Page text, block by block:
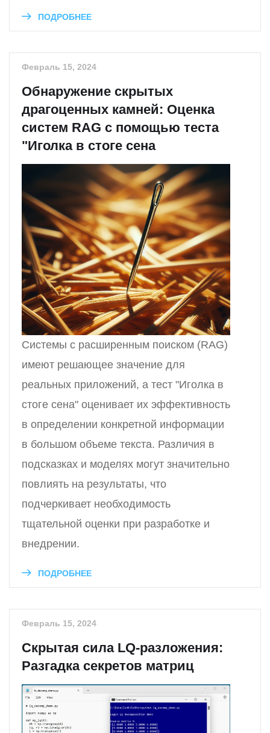
ПОДРОБНЕЕ
Февраль 15, 2024
Обнаружение скрытых
драгоценных камней: Оценка
систем RAG с помощью теста
"Иголка в стоге сена
Системы с расширенным поиском (RAG)
имеют решающее значение для
реальных приложений, а тест "Иголка в
стоге сена" оценивает их эффективность
в определении конкретной информации
в большом объеме текста. Различия в
подсказках и моделях могут значительно
повлиять на результаты, что
подчеркивает необходимость
тщательной оценки при разработке и
внедрении.
ПОДРОБНЕЕ
Февраль 15, 2024
Скрытая сила LQ-разложения:
Разгадка секретов матриц